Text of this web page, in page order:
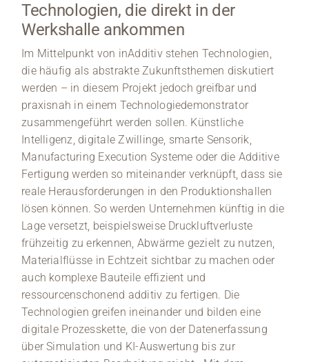
Technologien, die direkt in der
Werkshalle ankommen
Im Mittelpunkt von inAdditiv stehen Technologien,
die häufig als abstrakte Zukunftsthemen diskutiert
werden – in diesem Projekt jedoch greifbar und
praxisnah in einem Technologiedemonstrator
zusammengeführt werden sollen. Künstliche
Intelligenz, digitale Zwillinge, smarte Sensorik,
Manufacturing Execution Systeme oder die Additive
Fertigung werden so miteinander verknüpft, dass sie
reale Herausforderungen in den Produktionshallen
lösen können. So werden Unternehmen künftig in die
Lage versetzt, beispielsweise Druckluftverluste
frühzeitig zu erkennen, Abwärme gezielt zu nutzen,
Materialflüsse in Echtzeit sichtbar zu machen oder
auch komplexe Bauteile effizient und
ressourcenschonend additiv zu fertigen. Die
Technologien greifen ineinander und bilden eine
digitale Prozesskette, die von der Datenerfassung
über Simulation und KI-Auswertung bis zur